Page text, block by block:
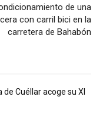
de una
con carril bici en la
carretera de Bahabón
de Cuéllar acoge su XI